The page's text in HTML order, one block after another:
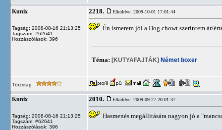
Kunix
Tagság: 2008-08-16 21:13:25
Tagszám: #62641
Hozzászólások: 396
2218. Elküldve: 2009-10-01 17:01:44
Én ismerem jól a Dog chowt szerintem ár/
Téma: [KUTYAFAJTÁK] Német boxer
Törzstag
Kunix
Tagság: 2008-08-16 21:13:25
Tagszám: #62641
Hozzászólások: 396
2010. Elküldve: 2009-09-27 20:01:37
Hasmenés megállitására nagyon jó a